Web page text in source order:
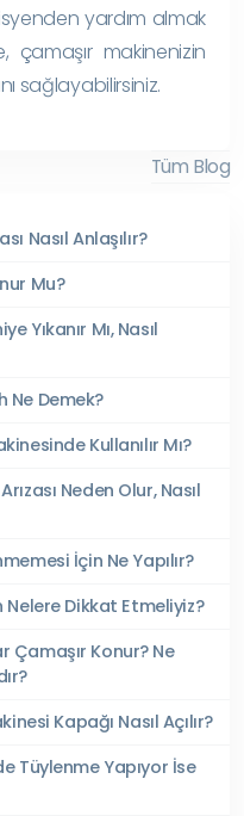
yardım almak
çamaşır makinenizin
sağlayabilirsiniz.
Tüm Blog
Nasıl Anlaşılır?
Mu?
Yıkanır Mı, Nasıl
Ne Demek?
Kullanılır Mı?
Neden Olur, Nasıl
İçin Ne Yapılır?
Nelere Dikkat Etmeliyiz?
Çamaşır Konur? Ne
Kapağı Nasıl Açılır?
Tüylenme Yapıyor İse